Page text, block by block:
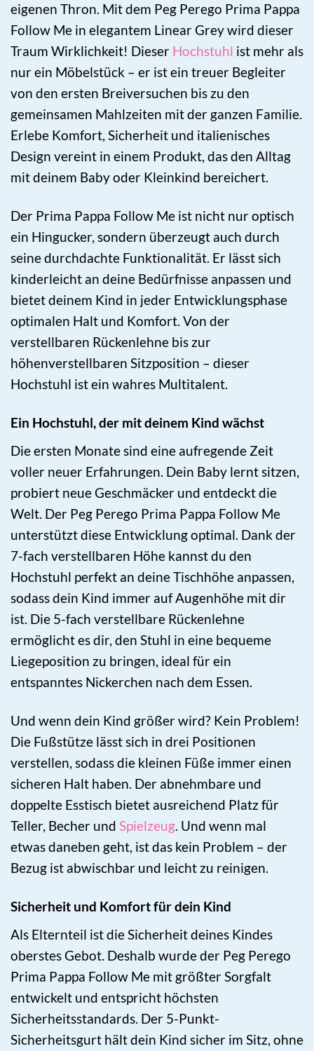
eigenen Thron. Mit dem Peg Perego Prima Pappa
Follow Me in elegantem Linear Grey wird dieser
Traum Wirklichkeit! Dieser Hochstuhl ist mehr als
nur ein Möbelstück – er ist ein treuer Begleiter
von den ersten Breiversuchen bis zu den
gemeinsamen Mahlzeiten mit der ganzen Familie.
Erlebe Komfort, Sicherheit und italienisches
Design vereint in einem Produkt, das den Alltag
mit deinem Baby oder Kleinkind bereichert.
Der Prima Pappa Follow Me ist nicht nur optisch
ein Hingucker, sondern überzeugt auch durch
seine durchdachte Funktionalität. Er lässt sich
kinderleicht an deine Bedürfnisse anpassen und
bietet deinem Kind in jeder Entwicklungsphase
optimalen Halt und Komfort. Von der
verstellbaren Rückenlehne bis zur
höhenverstellbaren Sitzposition – dieser
Hochstuhl ist ein wahres Multitalent.
Ein Hochstuhl, der mit deinem Kind wächst
Die ersten Monate sind eine aufregende Zeit
voller neuer Erfahrungen. Dein Baby lernt sitzen,
probiert neue Geschmäcker und entdeckt die
Welt. Der Peg Perego Prima Pappa Follow Me
unterstützt diese Entwicklung optimal. Dank der
7-fach verstellbaren Höhe kannst du den
Hochstuhl perfekt an deine Tischhöhe anpassen,
sodass dein Kind immer auf Augenhöhe mit dir
ist. Die 5-fach verstellbare Rückenlehne
ermöglicht es dir, den Stuhl in eine bequeme
Liegeposition zu bringen, ideal für ein
entspanntes Nickerchen nach dem Essen.
Und wenn dein Kind größer wird? Kein Problem!
Die Fußstütze lässt sich in drei Positionen
verstellen, sodass die kleinen Füße immer einen
sicheren Halt haben. Der abnehmbare und
doppelte Esstisch bietet ausreichend Platz für
Teller, Becher und Spielzeug. Und wenn mal
etwas daneben geht, ist das kein Problem – der
Bezug ist abwischbar und leicht zu reinigen.
Sicherheit und Komfort für dein Kind
Als Elternteil ist die Sicherheit deines Kindes
oberstes Gebot. Deshalb wurde der Peg Perego
Prima Pappa Follow Me mit größter Sorgfalt
entwickelt und entspricht höchsten
Sicherheitsstandards. Der 5-Punkt-
Sicherheitsgurt hält dein Kind sicher im Sitz, ohne